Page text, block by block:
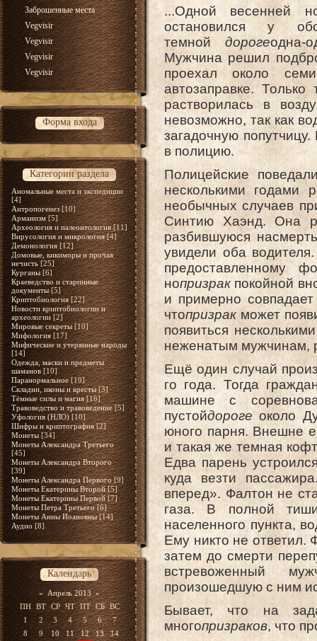
Заброшенные места
Vegvisir
Vegvisir
Vegvisir
Vegvisir
Форма входа
Категории раздела
Аномальные места и экспедиции
[4]
Антропогенез [10]
Арманизм [5]
Археология и палеонтология [11]
Вирусология и микрология [4]
Демонология [12]
Домовые, кикиморы и прочая
нечисть [25]
Курганы [6]
Краеведство и старинные
документы [5]
Криптобиология [22]
Новости криптобиологии и
археологии [2]
Мировые секреты [10]
Мифология [17]
Мифические и утерянные народы
[14]
Одежда, маски и предметы
шаманов [10]
Паранормальное [19]
Складни, иконы и кресты [3]
Тёмные силы и магия [16]
Травоведство и травоведение [5]
Уфология (НЛО) [10]
Шифры и криптография [2]
Монеты [34]
Монеты Александра Третьего
[45]
Монеты Александра Второго
[39]
Монеты Александра Первого [9]
Монеты Екатерины Второй [5]
Монеты Екатерины Первой [7]
Монеты Петра Третьего [6]
Монеты Анны Иоановны [14]
Аудио [8]
Календарь
« Апрель 2013 »
ПН ВТ СР ЧТ ПТ СБ ВС
1
2 3 4 5 6
7
8
9 10 11 12 13
14
...Одной весенней
остановился у
темной дорогеодна-
Мужчина решил
проехал около
автозаправке.
растворилась в
невозможно, так как
загадочную
в полицию.
Полицейские
несколькими годами
необычных случаев
Синтию Хаэнд. Она
разбившуюся
увидели оба
предоставленному
нопризракпокойной
и примерно
чтопризракможет
появиться
неженатым
Ещё один случай
го года. Тогда
машине с
пустойдорогеоколо
юного парня. Внешне
и такая же темная
Едва парень
куда везти
вперед». Фалтон не
газа. В полной
населенного пункта,
Ему никто не ответил.
затем до смерти
встревоженный
произошедшую с ним
Бывает, что на
многопризраков, что